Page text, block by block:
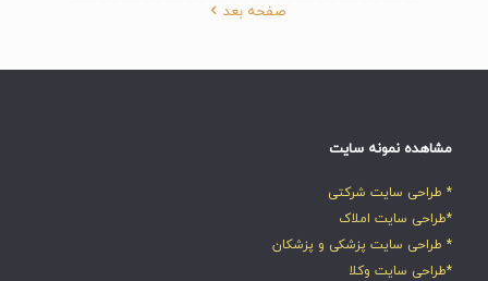
صفحه بعد
مشاهده نمونه سایت
* طراحی سایت شرکتی
*طراحی سایت املاک
* طراحی سایت پزشکی و پزشکان
*طراحی سایت وکلا